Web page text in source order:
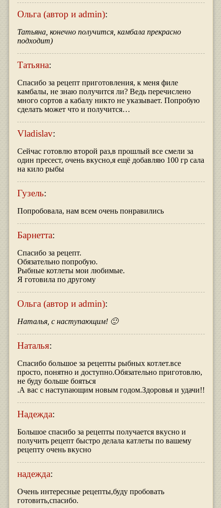
Ольга (автор и admin):
Татьяна, конечно получится, камбала прекрасно
подходит)
Татьяна:
Спасибо за рецепт приготовления, к меня филе
камбалы, не знаю получится ли? Ведь перечислено
много сортов а кабалу никто не указывает. Попробую
сделать может что и получится…
Vladislav:
Сейчас готовлю второй раз,в прошлый все смели за
один пресест, очень вкусно,я ещё добавляю 100 гр сала
на кило рыбы
Гузель:
Попробовала, нам всем очень понравились
Барнетта:
Спасибо за рецепт.
Обязательно попробую.
Рыбные котлеты мои любимые.
Я готовила по другому
Ольга (автор и admin):
Наталья, с наступающим! 🙂
Наталья:
Спасибо большое за рецепты рыбных котлет.все
просто, понятно и доступно.Обязательно приготовлю,
не буду больше бояться
.А вас с наступающим новым годом.Здоровья и удачи!!
Надежда:
Большое спасибо за рецепты получается вкусно и
получить рецепт быстро делала катлеты по вашему
рецепту очень вкусно
надежда:
Очень интересные рецепты,буду пробовать
готовить,спасибо.